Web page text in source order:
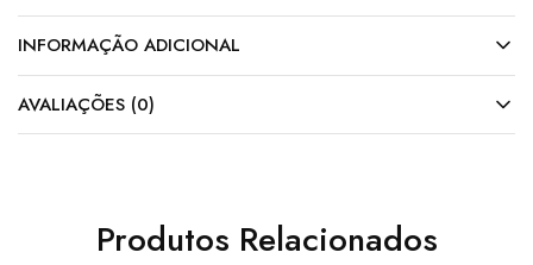
INFORMAÇÃO ADICIONAL
AVALIAÇÕES (0)
Produtos Relacionados